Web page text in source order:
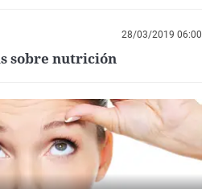
28/03/2019 06:00
sobre nutrición